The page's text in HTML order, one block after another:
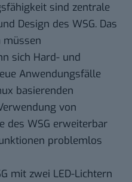
sind zentrale
Design des WSG. Das
müssen
sich Hard- und
Anwendungsfälle
basierenden
von
des WSG erweiterbar
problemlos
mit zwei LED-Lichtern